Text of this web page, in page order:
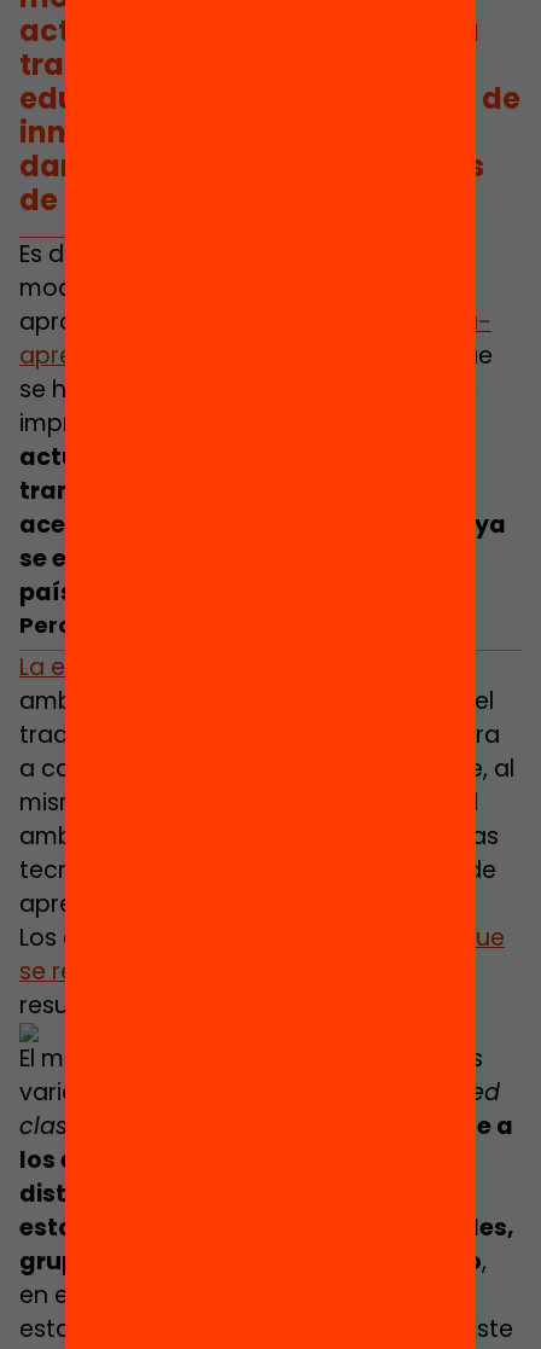
actúa como una palanca para
transformar el sistema
educativo y acelerar procesos de
innovación que ya se estaban
dando en Cataluña y en países
de nuestro entorno
Es decir, el hecho de apostar por un
modelo de educación híbrida y
aprovechar los
procesos de enseñanza-
aprendizaje virtuales de emergencia
que
se han precipitado y, en algunos casos,
improvisado a causa de la pandemia
actúa como una palanca para
transformar el sistema educativo y
acelerar procesos de innovación que ya
se estaban dando en Cataluña y en
países de nuestro entorno
Pero, ¿qué es una escuela híbrida?
La educación híbrida
ambientes de aprendizaje. Por un lado, el
tradicional, que implica un contacto cara
a cara; es decir, presencial. No obstante, al
mismo tiempo también se hace uso del
ambiente de aprendizaje que facilitan las
tecnologías digitales, con actividades de
aprendizaje en línea.
Los distintos
modelos existentes en lo que
se refiere a aprendizaje híbrido
resumidos en el gráfico siguiente:
El modelo de rotación (con sus distintas
variantes: laboratorio, estaciones,
flipped
classroom
permite a
los estudiantes moverse a través de
distintos escenarios, momentos o
estaciones de aprendizaje (individuales,
grupales y virtuales) en un horario fijo,
en el que como mínimo una de las
estaciones de aprendizaje es en línea. Este